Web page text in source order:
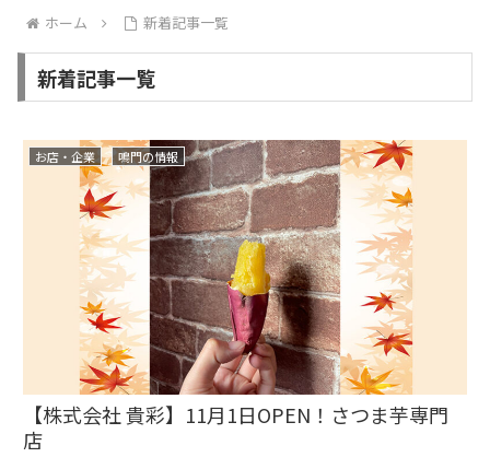
ホーム 新着記事一覧
新着記事一覧
【株式会社 貴彩】11月1日OPEN！さつま芋専門
店
お店・企業 鳴門の情報